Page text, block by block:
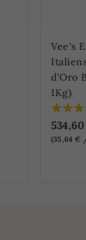
Vee's
d'Oro
1Kg)
(35,64 €